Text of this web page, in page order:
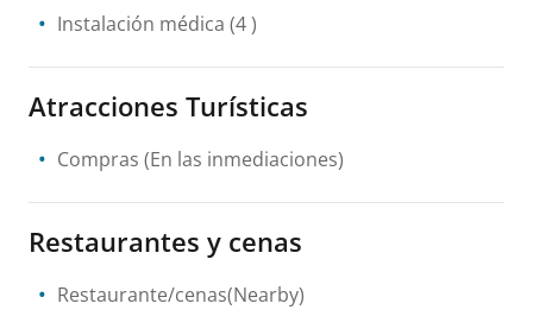
Instalación médica (4 )
Atracciones Turísticas
Compras (En las inmediaciones)
Restaurantes y cenas
Restaurante/cenas(Nearby)